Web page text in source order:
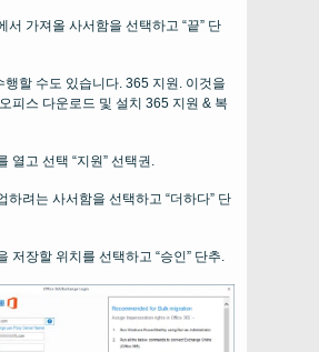
서 가져올 사서함을 선택하고 “끝” 단
행할 수도 있습니다. 365 지원. 이것을
피스 다운로드 및 설치 365 지원 & 복
열고 선택 “지원” 선택권.
하려는 사서함을 선택하고 “더하다” 단
저장할 위치를 선택하고 “승인” 단추.